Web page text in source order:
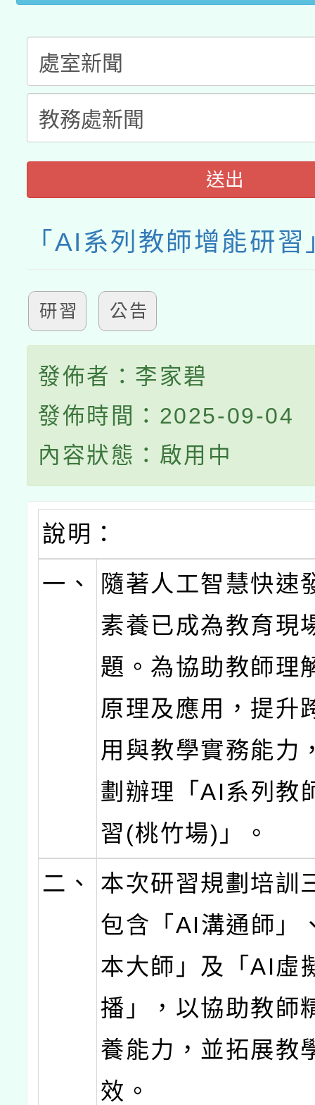
送出
「AI系列教師增能研習
研習 公告
發佈者：李家碧
發佈時間：2025-09-04
內容狀態：啟用中
說明：
一、
隨著人工智慧快速
素養已成為教育現
題。為協助教師理
原理及應用，提升
用與教學實務能力
劃辦理「AI系列教
習(桃竹場)」。
二、
本次研習規劃培訓
包含「AI溝通師」
本大師」及「AI虛
播」，以協助教師
養能力，並拓展教
效。